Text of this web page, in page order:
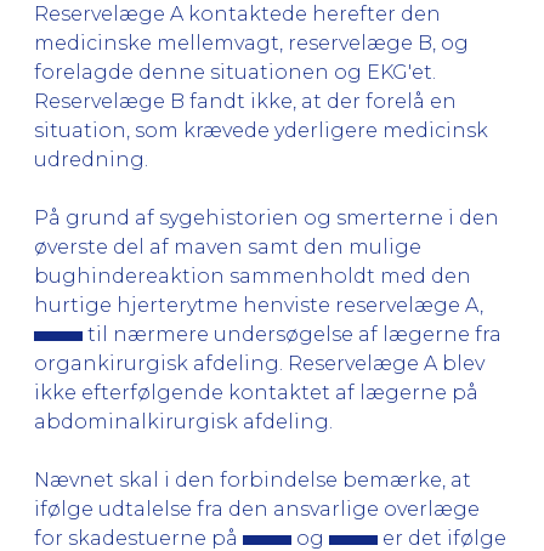
Reservelæge A kontaktede herefter den
medicinske mellemvagt, reservelæge B, og
forelagde denne situationen og EKG'et.
Reservelæge B fandt ikke, at der forelå en
situation, som krævede yderligere medicinsk
udredning.
På grund af sygehistorien og smerterne i den
øverste del af maven samt den mulige
bughindereaktion sammenholdt med den
hurtige hjerterytme henviste reservelæge A,
til nærmere undersøgelse af lægerne fra
organkirurgisk afdeling. Reservelæge A blev
ikke efterfølgende kontaktet af lægerne på
abdominalkirurgisk afdeling.
Nævnet skal i den forbindelse bemærke, at
ifølge udtalelse fra den ansvarlige overlæge
for skadestuerne på
og
er det ifølge